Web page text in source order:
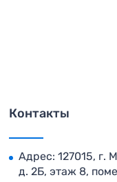
Контакты
Адрес: 127015, г.
д. 2Б, этаж 8,